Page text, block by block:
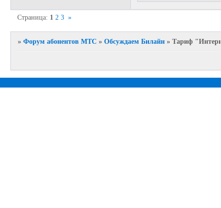
Страница: 1 2 3 »
»Форум абонентов МТС »Обсуждаем Билайн »Тариф